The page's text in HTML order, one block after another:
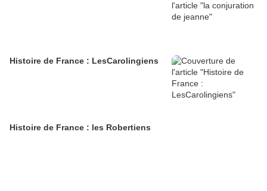
Histoire de France : LesCarolingiens
Histoire de France : les Robertiens